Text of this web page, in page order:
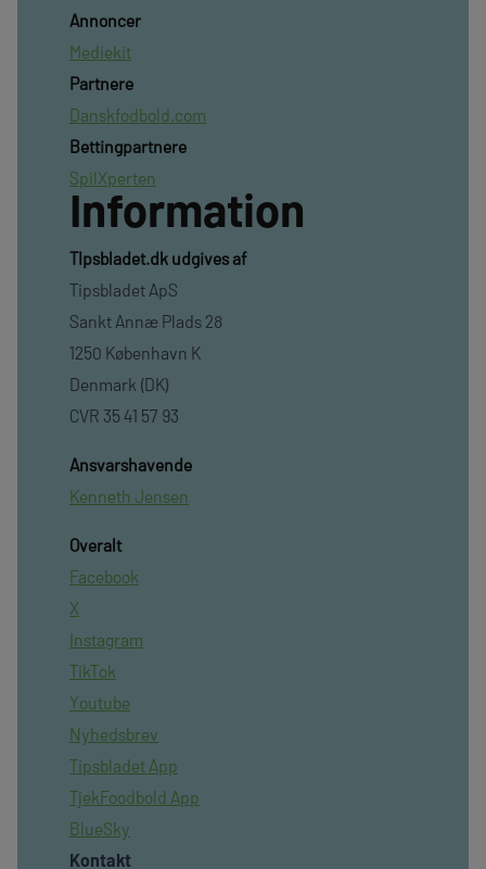
Annoncer
Mediekit
Partnere
Danskfodbold.com
Bettingpartnere
SpilXperten
Information
TIpsbladet.dk udgives af
Tipsbladet ApS
Sankt Annæ Plads 28
1250 København K
Denmark (DK)
CVR 35 41 57 93
Ansvarshavende
Kenneth Jensen
Overalt
Facebook
X
Instagram
TikTok
Youtube
Nyhedsbrev
Tipsbladet App
TjekFoodbold App
BlueSky
Kontakt